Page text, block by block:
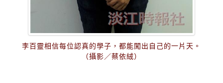
李百靈相信每位認真的學子，都能闖出自己的一片天。
（攝影／蔡依絨）